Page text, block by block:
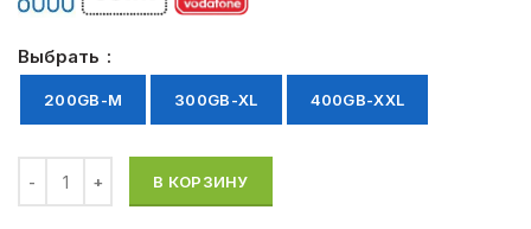
Выбрать
200GB-M 300GB-XL 400GB-XXL
В КОРЗИНУ